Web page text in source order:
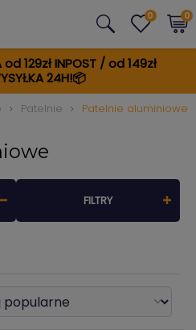
129zł INPOST / od 149zł
24H!📦
0 0
Patelnie Patelnie aluminiowe
FILTRY